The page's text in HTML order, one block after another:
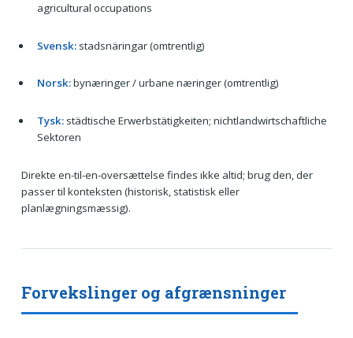
agricultural occupations
Svensk:stadsnäringar (omtrentlig)
Norsk:bynæringer / urbane næringer (omtrentlig)
Tysk:städtische Erwerbstätigkeiten; nichtlandwirtschaftliche
Sektoren
Direkte en-til-en-oversættelse findes ikke altid; brug den, der
passer til konteksten (historisk, statistisk eller
planlægningsmæssig).
Forvekslinger og afgrænsninger